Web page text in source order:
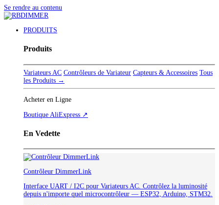
Se rendre au contenu
PRODUITS
Produits
Variateurs AC Contrôleurs de Variateur Capteurs & Accessoires Tous
les Produits →
Acheter en Ligne
Boutique AliExpress ↗
En Vedette
Contrôleur DimmerLink
Interface UART / I2C pour Variateurs AC. Contrôlez la luminosité
depuis n'importe quel microcontrôleur — ESP32, Arduino, STM32.